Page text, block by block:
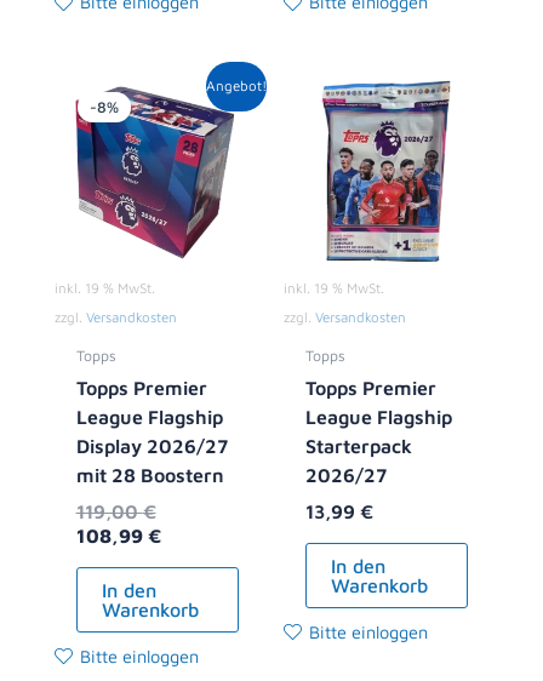
Angebot!
-8%
inkl. 19 % MwSt.
zzgl. Versandkosten
Topps
Topps Premier
League Flagship
Display 2026/27
mit 28 Boostern
119,00€
Ursprünglicher
Preis
war:
119,00 €
108,99 €
Aktueller
Preis
ist:
108,99 €.
In den
Warenkorb
Bitte einloggen
inkl. 19 % MwSt.
zzgl. Versandkosten
Topps
Topps Premier
League Flagship
Starterpack
2026/27
13,99 €
In den
Warenkorb
Bitte einloggen